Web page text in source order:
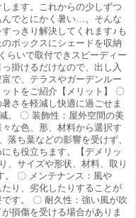
ます。これからの少しずつ
でとにかく暑い…。そんな
っきり解決してくれます♪も
ボックスにシェードを収納
らいで取付できスピーディー
掛けるだけなので、出し入
で、テラスやガーデンルー
トをご紹介【メリット】 〇
さを軽減し快適に過ごせま
。 〇 装飾性：屋外空間の美
な色、形、材料から選択す
落ち葉などの影響を受けず、
も役立ちます。【デメリッ
、サイズや形状、材料、取り
。 〇 メンテナンス：風や
り、劣化したりすることが
す。 〇 耐久性：強い風が吹
損傷を受ける場合がありま